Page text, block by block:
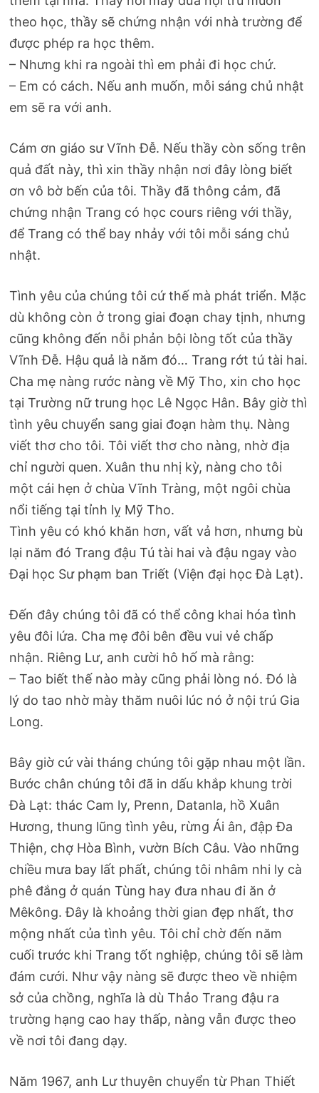
theo học, thầy sẽ chứng nhận với nhà trường để
được phép ra học thêm.
– Nhưng khi ra ngoài thì em phải đi học chứ.
– Em có cách. Nếu anh muốn, mỗi sáng chủ nhật
em sẽ ra với anh.
Cám ơn giáo sư Vĩnh Đễ. Nếu thầy còn sống trên
quả đất này, thì xin thầy nhận nơi đây lòng biết
ơn vô bờ bến của tôi. Thầy đã thông cảm, đã
chứng nhận Trang có học cours riêng với thầy,
để Trang có thể bay nhảy với tôi mỗi sáng chủ
nhật.
Tình yêu của chúng tôi cứ thế mà phát triển. Mặc
dù không còn ở trong giai đoạn chay tịnh, nhưng
cũng không đến nỗi phản bội lòng tốt của thầy
Vĩnh Đễ. Hậu quả là năm đó… Trang rớt tú tài hai.
Cha mẹ nàng rước nàng về Mỹ Tho, xin cho học
tại Trường nữ trung học Lê Ngọc Hân. Bây giờ thì
tình yêu chuyển sang giai đoạn hàm thụ. Nàng
viết thơ cho tôi. Tôi viết thơ cho nàng, nhờ địa
chỉ người quen. Xuân thu nhị kỳ, nàng cho tôi
một cái hẹn ở chùa Vĩnh Tràng, một ngôi chùa
nổi tiếng tại tỉnh lỵ Mỹ Tho.
Tình yêu có khó khăn hơn, vất vả hơn, nhưng bù
lại năm đó Trang đậu Tú tài hai và đậu ngay vào
Đại học Sư phạm ban Triết (Viện đại học Đà Lạt).
Đến đây chúng tôi đã có thể công khai hóa tình
yêu đôi lứa. Cha mẹ đôi bên đều vui vẻ chấp
nhận. Riêng Lư, anh cười hô hố mà rằng:
– Tao biết thế nào mày cũng phải lòng nó. Đó là
lý do tao nhờ mày thăm nuôi lúc nó ở nội trú Gia
Long.
Bây giờ cứ vài tháng chúng tôi gặp nhau một lần.
Bước chân chúng tôi đã in dấu khắp khung trời
Đà Lạt: thác Cam ly, Prenn, Datanla, hồ Xuân
Hương, thung lũng tình yêu, rừng Ái ân, đập Đa
Thiện, chợ Hòa Bình, vườn Bích Câu. Vào những
chiều mưa bay lất phất, chúng tôi nhâm nhi ly cà
phê đắng ở quán Tùng hay đưa nhau đi ăn ở
Mêkông. Đây là khoảng thời gian đẹp nhất, thơ
mộng nhất của tình yêu. Tôi chỉ chờ đến năm
cuối trước khi Trang tốt nghiệp, chúng tôi sẽ làm
đám cưới. Như vậy nàng sẽ được theo về nhiệm
sở của chồng, nghĩa là dù Thảo Trang đậu ra
trường hạng cao hay thấp, nàng vẫn được theo
về nơi tôi đang dạy.
Năm 1967, anh Lư thuyên chuyển từ Phan Thiết